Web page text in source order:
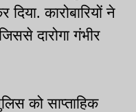
कारोबारियों ने
दारोगा गंभीर
को साप्ताहिक